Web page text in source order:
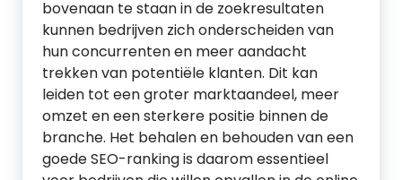
bovenaan te staan in de zoekresultaten
kunnen bedrijven zich onderscheiden van
hun concurrenten en meer aandacht
trekken van potentiële klanten. Dit kan
leiden tot een groter marktaandeel, meer
omzet en een sterkere positie binnen de
branche. Het behalen en behouden van een
goede SEO-ranking is daarom essentieel